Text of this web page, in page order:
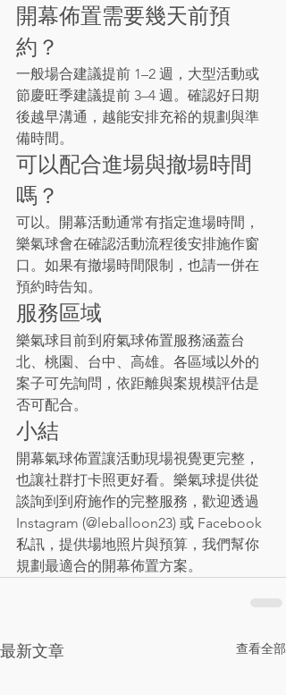
開幕佈置需要幾天前預
約？
一般場合建議提前 1–2 週，大型活動或
節慶旺季建議提前 3–4 週。確認好日期
後越早溝通，越能安排充裕的規劃與準
備時間。
可以配合進場與撤場時間
嗎？
可以。開幕活動通常有指定進場時間，
樂氣球會在確認活動流程後安排施作窗
口。如果有撤場時間限制，也請一併在
預約時告知。
服務區域
樂氣球目前到府氣球佈置服務涵蓋台
北、桃園、台中、高雄。各區域以外的
案子可先詢問，依距離與案規模評估是
否可配合。
小結
開幕氣球佈置讓活動現場視覺更完整，
也讓社群打卡照更好看。樂氣球提供從
談詢到到府施作的完整服務，歡迎透過
Instagram (@leballoon23) 或 Facebook
私訊，提供場地照片與預算，我們幫你
規劃最適合的開幕佈置方案。
最新文章 查看全部